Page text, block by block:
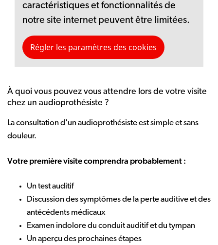
caractéristiques et fonctionnalités de
notre site internet peuvent être limitées.
Régler les paramètres des cookies
À quoi vous pouvez vous attendre lors de votre visite
chez un audioprothésiste ?
La consultation d'un audioprothésiste est simple et sans
douleur.
Votre première visite comprendra probablement :
Un test auditif
Discussion des symptômes de la perte auditive et des
antécédents médicaux
Examen indolore du conduit auditif et du tympan
Un aperçu des prochaines étapes